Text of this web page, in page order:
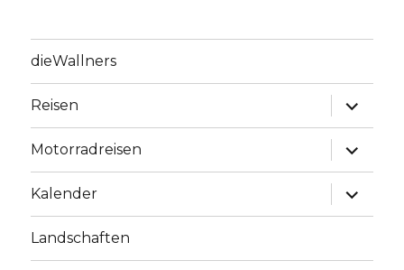
dieWallners
Reisen
Motorradreisen
Kalender
Landschaften